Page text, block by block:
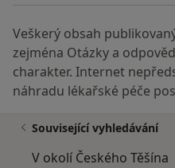
Veškerý obsah
zejména Otázky a
charakter. Internet
náhradu lékařské péče
Související vyhledávání
V okolí Českého Těšína